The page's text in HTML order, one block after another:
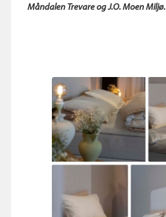
Måndalen Trevare og J.O. Moen Miljø.